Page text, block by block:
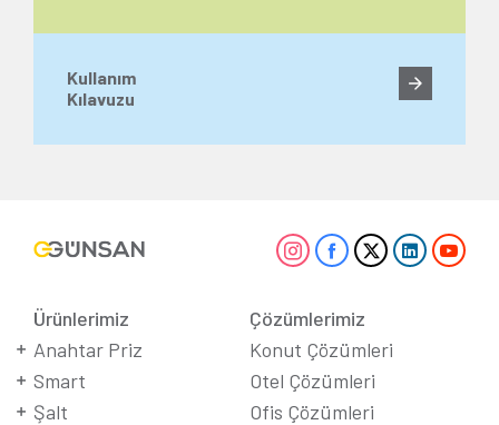
Kullanım
Kılavuzu
Ürünlerimiz
Anahtar Priz
Smart
Şalt
Çözümlerimiz
Konut Çözümleri
Otel Çözümleri
Ofis Çözümleri